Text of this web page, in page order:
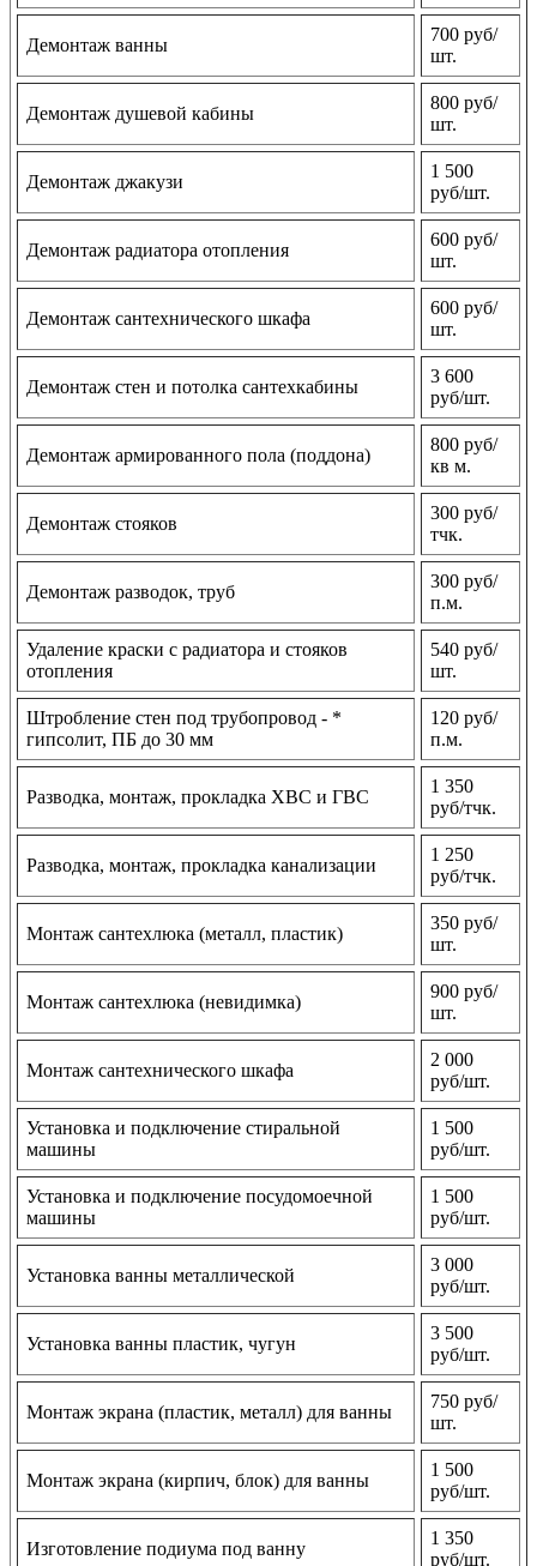
Демонтаж ванны
700 руб/
шт.
Демонтаж душевой кабины
800 руб/
шт.
Демонтаж джакузи
1 500
руб/шт.
Демонтаж радиатора отопления
600 руб/
шт.
Демонтаж сантехнического шкафа
600 руб/
шт.
Демонтаж стен и потолка сантехкабины
3 600
руб/шт.
Демонтаж армированного пола (поддона)
800 руб/
кв м.
Демонтаж стояков
300 руб/
тчк.
Демонтаж разводок, труб
300 руб/
п.м.
Удаление краски с радиатора и стояков
отопления
540 руб/
шт.
Штробление стен под трубопровод - *
гипсолит, ПБ до 30 мм
120 руб/
п.м.
Разводка, монтаж, прокладка ХВС и ГВС
1 350
руб/тчк.
Разводка, монтаж, прокладка канализации
1 250
руб/тчк.
Монтаж сантехлюка (металл, пластик)
350 руб/
шт.
Монтаж сантехлюка (невидимка)
900 руб/
шт.
Монтаж сантехнического шкафа
2 000
руб/шт.
Установка и подключение стиральной
машины
1 500
руб/шт.
Установка и подключение посудомоечной
машины
1 500
руб/шт.
Установка ванны металлической
3 000
руб/шт.
Установка ванны пластик, чугун
3 500
руб/шт.
Монтаж экрана (пластик, металл) для ванны
750 руб/
шт.
Монтаж экрана (кирпич, блок) для ванны
1 500
руб/шт.
Изготовление подиума под ванну
1 350
руб/шт.